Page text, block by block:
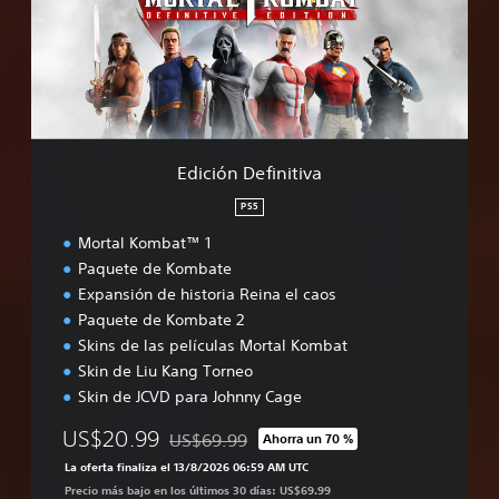
n
Edición Definitiva
PS5
Mortal Kombat™ 1
Paquete de Kombate
Expansión de historia Reina el caos
Paquete de Kombate 2
Skins de las películas Mortal Kombat
Skin de Liu Kang Torneo
Skin de JCVD para Johnny Cage
US$20.99 Rebajado del precio original de US$69.99
US$69.99 Ahorra un 70 %
La oferta finaliza el 13/8/2026 06:59 AM UTC
Precio más bajo en los últimos 30 días: US$69.99